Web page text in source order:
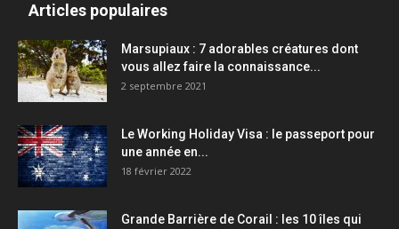
Articles populaires
Marsupiaux : 7 adorables créatures dont
vous allez faire la connaissance...
2 septembre 2021
Le Working Holiday Visa : le passeport pour
une année en...
18 février 2022
Grande Barrière de Corail : les 10 îles qui